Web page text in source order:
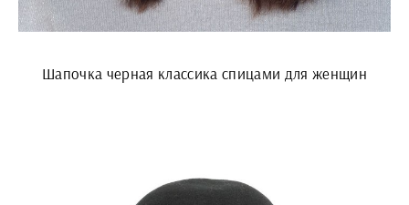
Шапочка черная классика спицами для женщин